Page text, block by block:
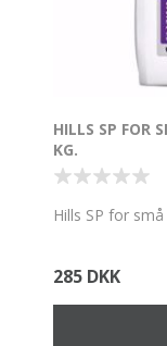
HILLS SP FOR
KG.
Hills SP for
285 DKK